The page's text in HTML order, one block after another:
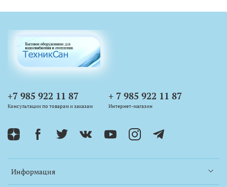
Информация
+7 985 922 11 87
Консультации по товарам и заказам
+ 7 985 922 11 87
Интернет-магазин